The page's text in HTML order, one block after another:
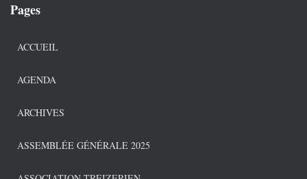
Pages
ACCUEIL
AGENDA
ARCHIVES
ASSEMBLÉE GÉNÉRALE 2025